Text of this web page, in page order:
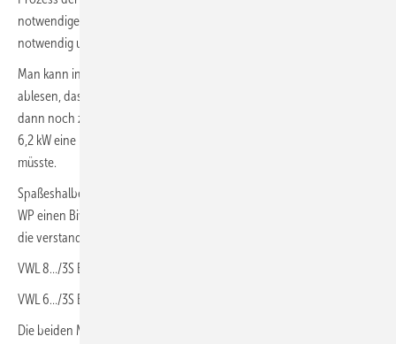
notwendige Heizleistung für das Haus nicht mehr erreicht. Hilfe ist
notwendig und wird vom Heizstab erbracht.
Man kann in dem Auslegungsdiagramm bei –12 °C dann noch
ablesen, dass bei einer Differenz zwischen 8 kW Heizlast und der
dann noch zur Verfügung stehenden Leistung der WP von nur noch
6,2 kW eine Leistung des Heizstabes von 1,8 kW zugeschossen werden
müsste.
Spaßeshalber könnte man noch den beiden leistungsschwächeren
WP einen Bivalenzpunkt zuordnen, gewissermaßen als Kontrolle für
die verstandenen Zusammenhänge.
VWL 8…/3S BVP bei –5 °C
VWL 6…/3S BVP bei 0 °C
Die beiden Maschinen würden zu früh schlappmachen und fallen